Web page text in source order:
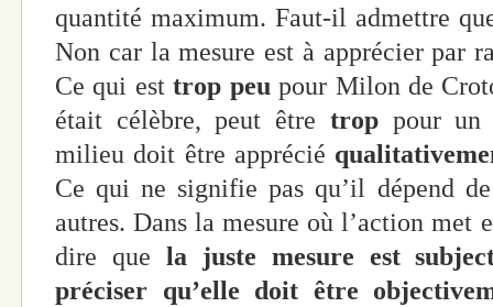
quantité maximum. Faut-il admettre
Non car la mesure est à apprécier par
Ce qui esttrop peupour Milon de
était célèbre, peut être troppour un
milieu doit être apprécié
Ce qui ne signifie pas qu’il dépend
autres. Dans la mesure où l’action met
dire que la juste mesure est
préciser qu’elle doit être